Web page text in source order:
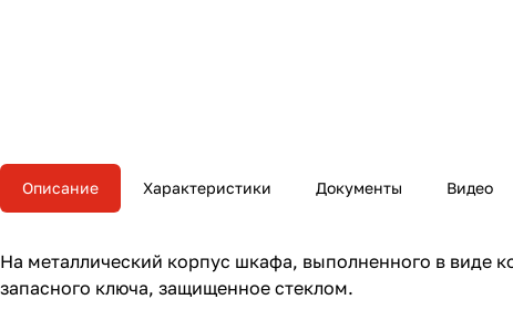
Описание Характеристики Документы Видео
На металлический корпус шкафа, выполненного в виде
запасного ключа, защищенное стеклом.